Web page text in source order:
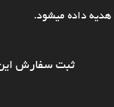
هدیه داده میشود.
ثبت سفارش این